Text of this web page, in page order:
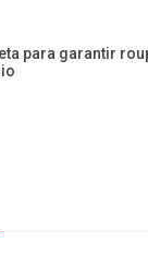
para garantir